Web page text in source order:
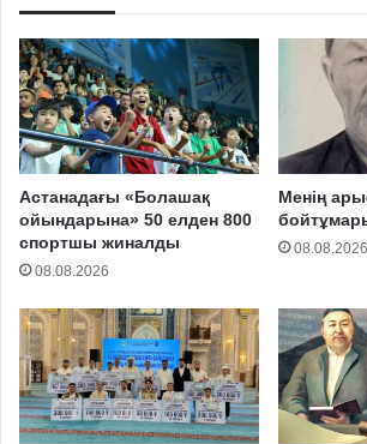
Астанадағы «Болашақ
ойындарына» 50 елден 800
спортшы жиналды
08.08.2026
Менің
08.08.2026